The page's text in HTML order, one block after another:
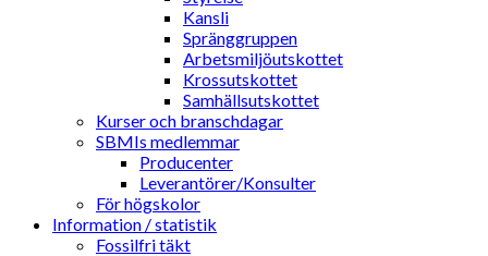
Kansli
Spränggruppen
Arbetsmiljöutskottet
Krossutskottet
Samhällsutskottet
Kurser och branschdagar
SBMIs medlemmar
Producenter
Leverantörer/Konsulter
För högskolor
Information / statistik
Fossilfri täkt